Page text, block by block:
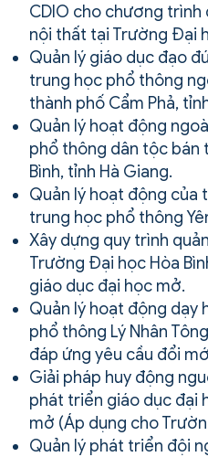
CDIO cho chương
nội thất tại Trường Đại
Quản lý giáo dục đạo
trung học phổ thông
thành phố Cẩm Phả,
Quản lý hoạt động
phổ thông dân tộc bán
Bình, tỉnh Hà Giang.
Quản lý hoạt động của
trung học phổ thông
Xây dựng quy trình
Trường Đại học Hòa
giáo dục đại học mở.
Quản lý hoạt động dạy
phổ thông Lý Nhân
đáp ứng yêu cầu đổi
Giải pháp huy động
phát triển giáo dục đại
mở (Áp dụng cho
Quản lý phát triển đội